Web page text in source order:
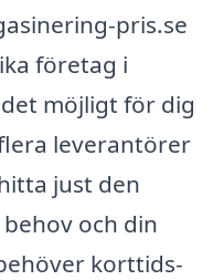
pris.se
företag i
möjligt för dig
leverantörer
just den
och din
korttids-